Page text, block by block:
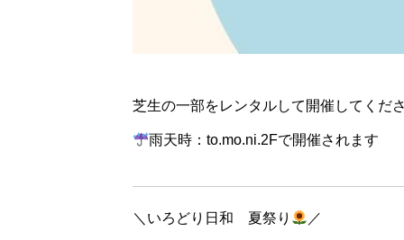
芝生の一部をレンタルして開催してくだ
雨天時：to.mo.ni.2Fで開催されます
＼いろどり日和 夏祭り ／